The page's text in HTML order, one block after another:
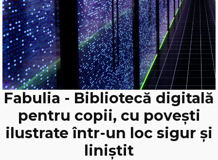
Fabulia - Bibliotecă digitală
pentru copii, cu povești
ilustrate într-un loc sigur și
liniștit